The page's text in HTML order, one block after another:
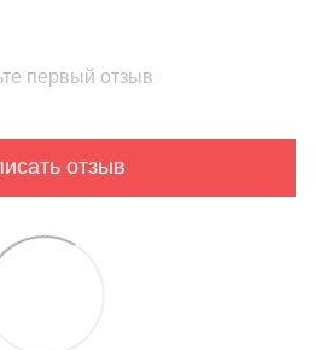
первый отзыв
отзыв